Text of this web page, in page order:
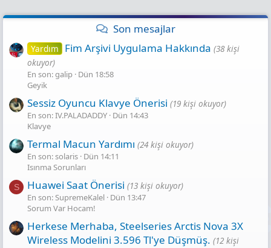
Son mesajlar
Yardım Fim Arşivi Uygulama Hakkında (38 kişi
okuyor)
En son: galip Dün 18:58
Geyik
Sessiz Oyuncu Klavye Önerisi (19 kişi okuyor)
En son: IV.PALADADDY Dün 14:43
Klavye
Termal Macun Yardımı (24 kişi okuyor)
En son: solaris Dün 14:11
Isınma Sorunları
S Huawei Saat Önerisi (13 kişi okuyor)
En son: SupremeKalel Dün 13:47
Sorum Var Hocam!
Herkese Merhaba, Steelseries Arctis Nova 3X
Wireless Modelini 3.596 Tl'ye Düşmüş. (12 kişi